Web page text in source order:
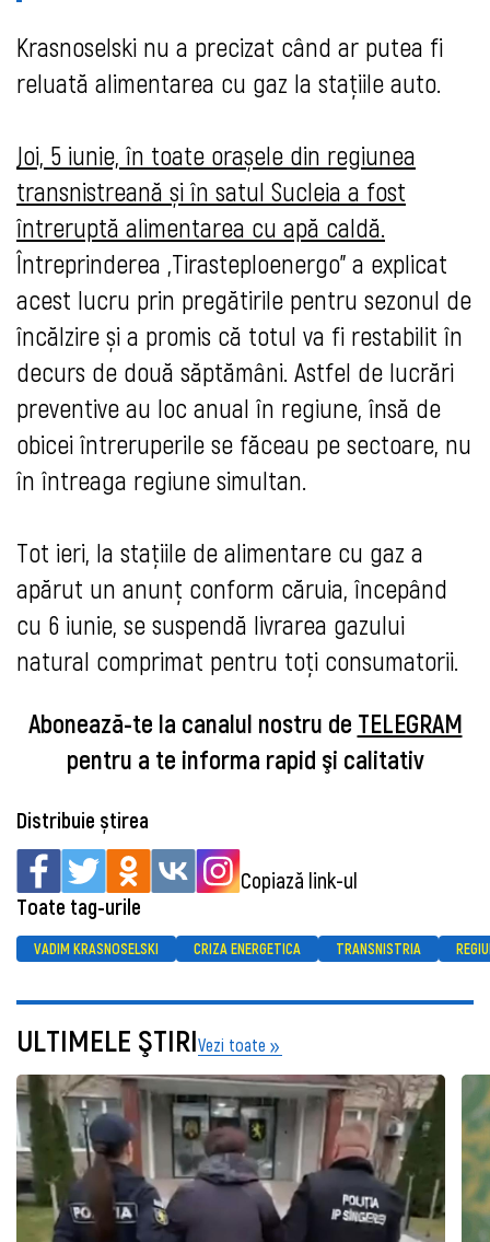
Krasnoselski nu a precizat când ar putea fi
reluată alimentarea cu gaz la stațiile auto.
Joi, 5 iunie, în toate orașele din regiunea
transnistreană și în satul Sucleia a fost
întreruptă alimentarea cu apă caldă.
Întreprinderea „Tirasteploenergo” a explicat
acest lucru prin pregătirile pentru sezonul de
încălzire și a promis că totul va fi restabilit în
decurs de două săptămâni. Astfel de lucrări
preventive au loc anual în regiune, însă de
obicei întreruperile se făceau pe sectoare, nu
în întreaga regiune simultan.
Tot ieri, la stațiile de alimentare cu gaz a
apărut un anunț conform căruia, începând
cu 6 iunie, se suspendă livrarea gazului
natural comprimat pentru toți consumatorii.
Abonează-te la canalul nostru de TELEGRAM
pentru a te informa rapid şi calitativ
Distribuie știrea
Copiază link-ul
Toate tag-urile
VADIM KRASNOSELSKI CRIZA ENERGETICA TRANSNISTRIA
ULTIMELE ŞTIRIVezi toate